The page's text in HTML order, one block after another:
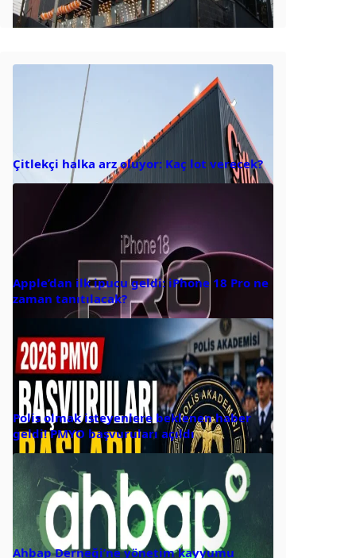
Çitlekçi halka arz oluyor: Kaç lot verecek?
Apple’dan ilk ipucu geldi: iPhone 18 Pro ne
zaman tanıtılacak?
Polis olmak isteyenlere beklenen haber
geldi! PMYO başvuruları açıldı
Ahbap Derneği’ne yönetim kayyumu